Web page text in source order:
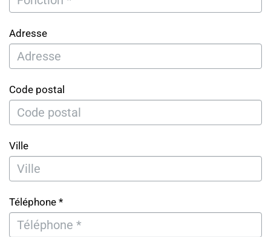
Adresse
Code postal
Ville
Téléphone *